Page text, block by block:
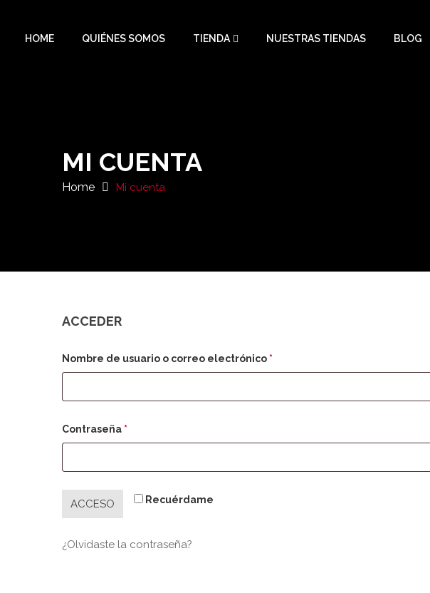
HOME QUIÉNES SOMOS TIENDA NUESTRAS TIENDAS BLOG
MI CUENTA
Home Mi cuenta
ACCEDER
Nombre de usuario o correo electrónico *
Contraseña *
Recuérdame
ACCESO
¿Olvidaste la contraseña?